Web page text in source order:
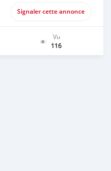
Signaler cette annonce
Vu
116